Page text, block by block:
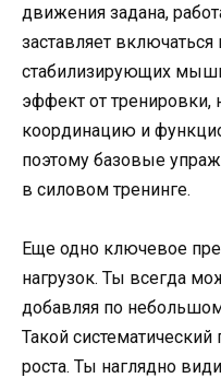
движения задана,
заставляет
стабилизирующих
эффект от тренировки,
координацию и
поэтому базовые
в силовом тренинге.
Еще одно ключевое
нагрузок. Ты всегда
добавляя по
Такой систематический
роста. Ты наглядно